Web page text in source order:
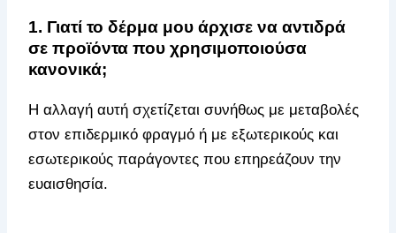
1. Γιατί το δέρμα μου άρχισε να αντιδρά
σε προϊόντα που χρησιμοποιούσα
κανονικά;
Η αλλαγή αυτή σχετίζεται συνήθως με μεταβολές
στον επιδερμικό φραγμό ή με εξωτερικούς και
εσωτερικούς παράγοντες που επηρεάζουν την
ευαισθησία.